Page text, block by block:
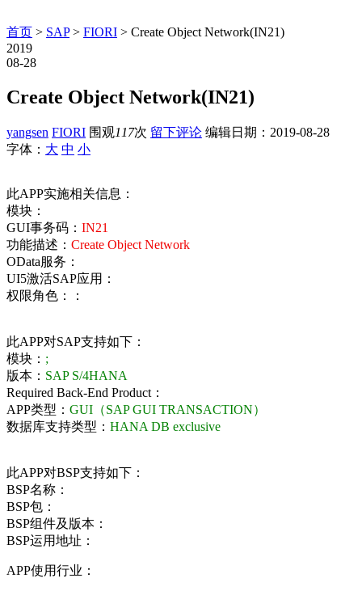
首页 > SAP> FIORI > Create Object Network(IN21)
2019
08-28
Create Object Network(IN21)
yangsen FIORI 围观117次 留下评论 编辑日期： 2019-08-28
字体： 大 中 小
此APP实施相关信息：
模块：
GUI事务码： IN21
功能描述： Create Object Network
OData服务：
UI5激活SAP应用：
权限角色：：
此APP对SAP支持如下：
模块： ;
版本： SAP S/4HANA
Required Back-End Product：
APP类型： GUI（SAP GUI TRANSACTION）
数据库支持类型： HANA DB exclusive
此APP对BSP支持如下：
BSP名称：
BSP包：
BSP组件及版本：
BSP运用地址：
APP使用行业：